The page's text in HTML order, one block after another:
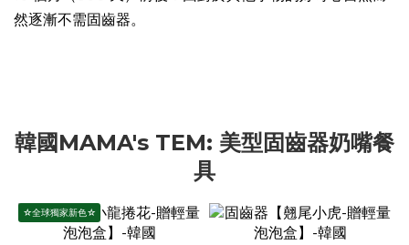
然逐漸不需固齒器。
韓國MAMA's TEM: 美型固齒器奶嘴餐
具
☆全球獨家新色☆